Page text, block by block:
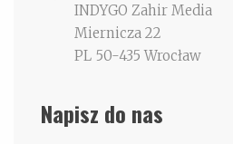
INDYGO Zahir Media
Miernicza 22
PL 50-435 Wrocław
Napisz do nas